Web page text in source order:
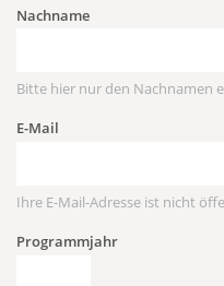
Nachname
Bitte hier nur den Nachnamen
E-Mail
Ihre E-Mail-Adresse ist nicht
Programmjahr